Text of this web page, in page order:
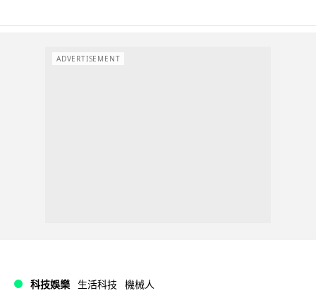
ADVERTISEMENT
科技娛樂 生活科技 機械人